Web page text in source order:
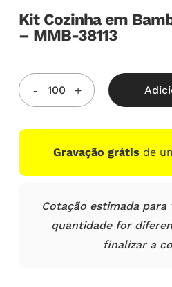
Kit Cozinha em
– MMB-38113
Gravação grátis de
Cotação estimada para
quantidade for
finalizar a